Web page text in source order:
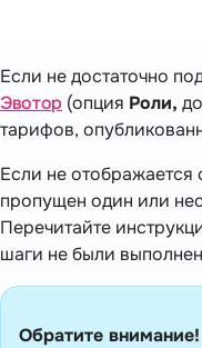
Если не достаточно
Эвотор (опция Роли,
тарифов,
Если не отображается
пропущен один или
Перечитайте
шаги не были
Обратите внимание!